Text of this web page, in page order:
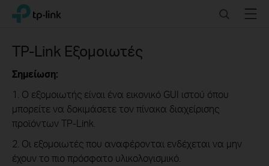
Click
the
navigation
bar
TP-Link, Reliably Smart SearchMenu
TP-Link Εξομοιωτές
Σημείωση:
1. Ο εξομοιωτής είναι ένα εικονικό GUI ιστού όπου
μπορείτε να δοκιμάσετε τον πίνακα διαχείρισης
προϊόντων TP-Link.
2. Οι εξομοιωτές που αναφέρονται ενδέχεται να μην
έχουν το πιο πρόσφατο υλικολογισμικό.